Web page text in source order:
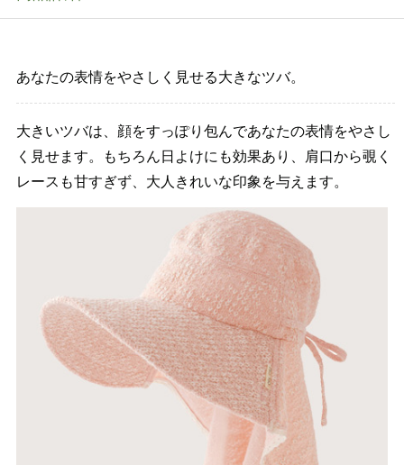
あなたの表情をやさしく見せる大きなツバ。
大きいツバは、顔をすっぽり包んであなたの表情をやさし
く見せます。もちろん日よけにも効果あり、肩口から覗く
レースも甘すぎず、大人きれいな印象を与えます。